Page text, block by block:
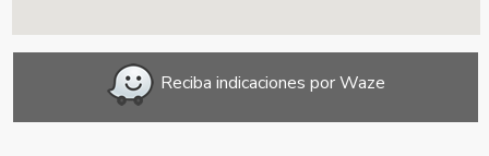
Reciba indicaciones por Waze